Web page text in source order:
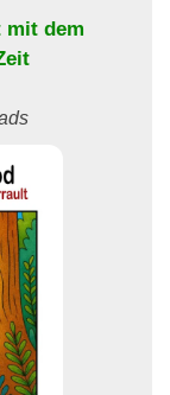
mit dem